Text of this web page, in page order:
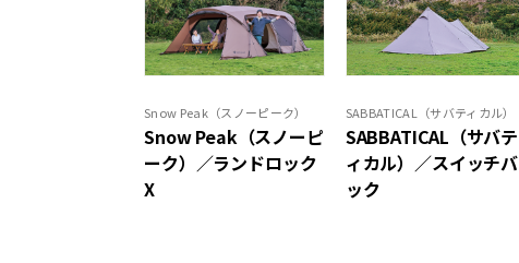
Snow Peak（スノーピーク）
Snow Peak（スノーピ
ーク）／ランドロック
X
SABBATICAL（サバティカル）
SABBATICAL（サバテ
ィカル）／スイッチバ
ック